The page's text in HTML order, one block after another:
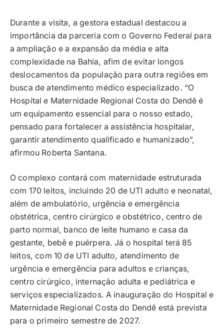
Durante a visita, a gestora estadual destacou a
importância da parceria com o Governo Federal para
a ampliação e a expansão da média e alta
complexidade na Bahia, afim de evitar longos
deslocamentos da população para outra regiões em
busca de atendimento médico especializado. “O
Hospital e Maternidade Regional Costa do Dendê é
um equipamento essencial para o nosso estado,
pensado para fortalecer a assistência hospitalar,
garantir atendimento qualificado e humanizado”,
afirmou Roberta Santana.
O complexo contará com maternidade estruturada
com 170 leitos, incluindo 20 de UTI adulto e neonatal,
além de ambulatório, urgência e emergência
obstétrica, centro cirúrgico e obstétrico, centro de
parto normal, banco de leite humano e casa da
gestante, bebê e puérpera. Já o hospital terá 85
leitos, com 10 de UTI adulto, atendimento de
urgência e emergência para adultos e crianças,
centro cirúrgico, internação adulta e pediátrica e
serviços especializados. A inauguração do Hospital e
Maternidade Regional Costa do Dendê está prevista
para o primeiro semestre de 2027.